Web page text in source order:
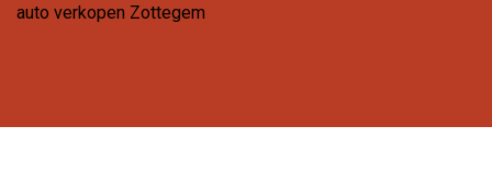
auto verkopen Zottegem